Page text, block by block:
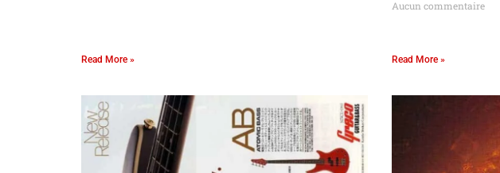
Read More »
Aucun commentaire
Read More »